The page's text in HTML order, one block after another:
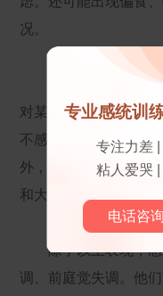
况。
视觉失调也是感统
对某些特定的颜色或
不感兴趣。他们喜欢
外，还可能伴有空间
和大小的情况。
除了以上表现，感
调、前庭觉失调。他
专业感统训
专注力差
粘人爱哭
电话咨询